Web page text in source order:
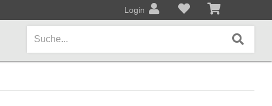
Login